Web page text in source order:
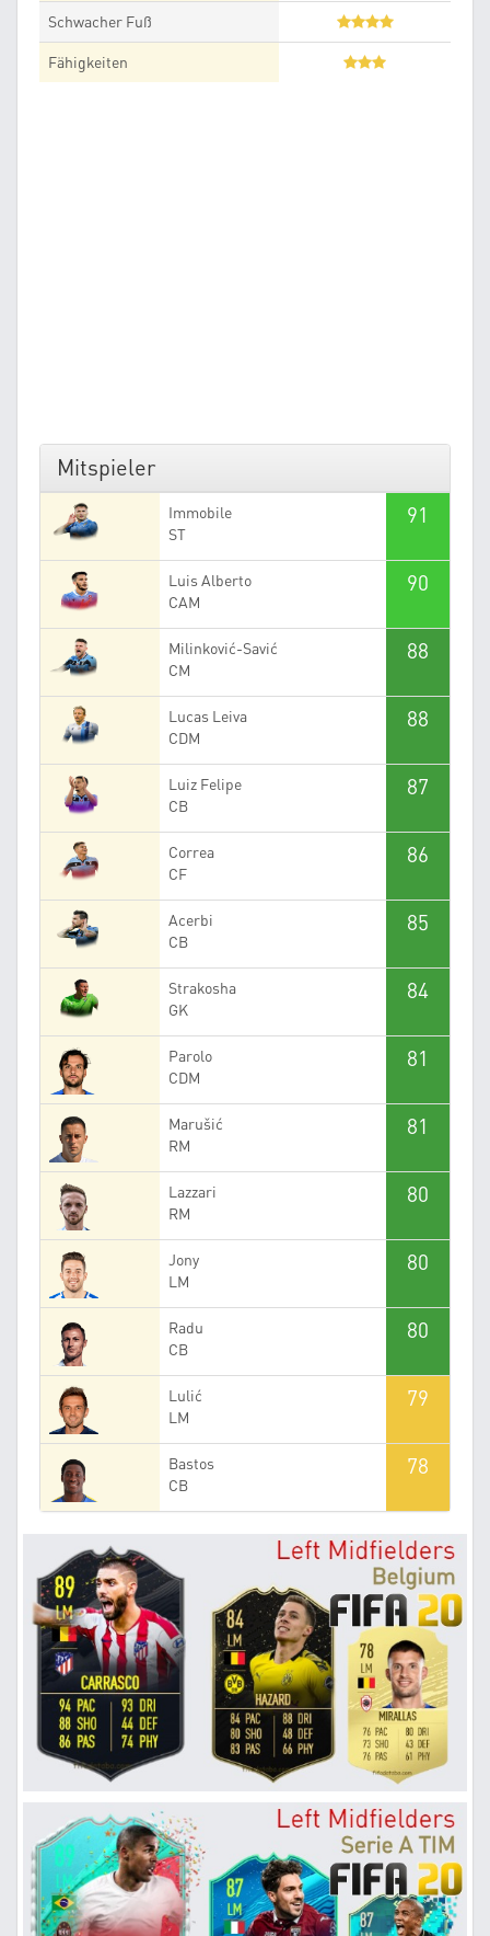
Schwacher Fuß
Fähigkeiten
Mitspieler
Immobile
ST
91
Luis Alberto
CAM
90
Milinković-Savić
CM
88
Lucas Leiva
CDM
88
Luiz Felipe
CB
87
Correa
CF
86
Acerbi
CB
85
Strakosha
GK
84
Parolo
CDM
81
Marušić
RM
81
Lazzari
RM
80
Jony
LM
80
Radu
CB
80
Lulić
LM
79
Bastos
CB
78